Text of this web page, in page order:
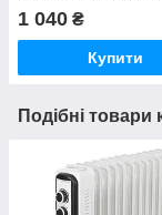
1 040 ₴
Купити
Подібні товари